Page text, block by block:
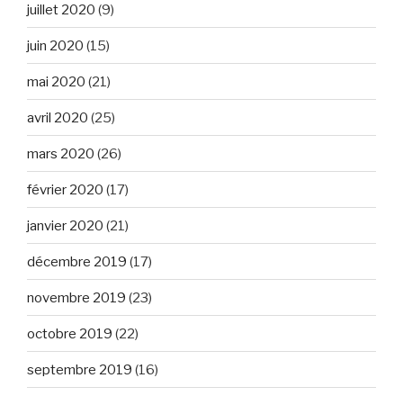
juillet 2020 (9)
juin 2020 (15)
mai 2020 (21)
avril 2020 (25)
mars 2020 (26)
février 2020 (17)
janvier 2020 (21)
décembre 2019 (17)
novembre 2019 (23)
octobre 2019 (22)
septembre 2019 (16)